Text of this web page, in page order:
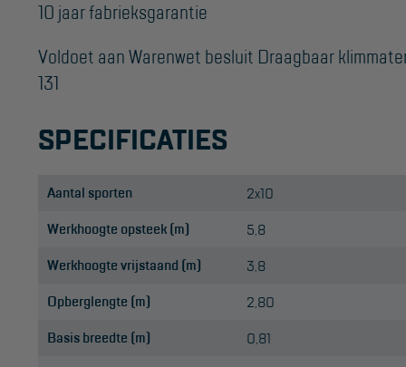
10 jaar fabrieksgarantie
Voldoet aan Warenwet besluit Draagbaar
131
SPECIFICATIES
Aantal sporten 2x10
Werkhoogte opsteek (m) 5,8
Werkhoogte vrijstaand (m) 3,8
Opberglengte (m) 2,80
Basis breedte (m) 0,81